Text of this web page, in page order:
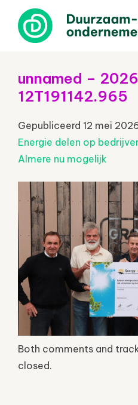
unnamed –
12T191142.965
Gepubliceerd 12 mei
Energie delen op
Almere nu mogelijk
Both comments and
closed.